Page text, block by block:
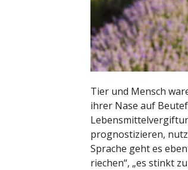
Tier und Mensch
ihrer Nase auf
prognostizieren,
Sprache geht es
riechen“, „es stinkt